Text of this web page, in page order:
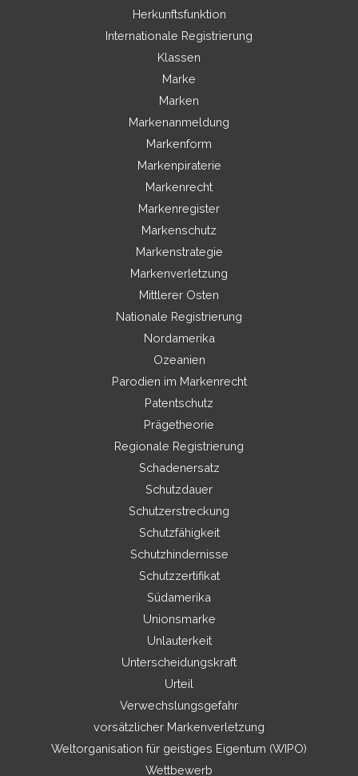
Herkunftsfunktion
Internationale Registrierung
Klassen
Marke
Marken
Markenanmeldung
Markenform
Markenpiraterie
Markenrecht
Markenregister
Markenschutz
Markenstrategie
Markenverletzung
Mittlerer Osten
Nationale Registrierung
Nordamerika
Ozeanien
Parodien im Markenrecht
Patentschutz
Prägetheorie
Regionale Registrierung
Schadenersatz
Schutzdauer
Schutzerstreckung
Schutzfähigkeit
Schutzhindernisse
Schutzzertifikat
Südamerika
Unionsmarke
Unlauterkeit
Unterscheidungskraft
Urteil
Verwechslungsgefahr
vorsätzlicher Markenverletzung
Weltorganisation für geistiges Eigentum (WIPO)
Wettbewerb